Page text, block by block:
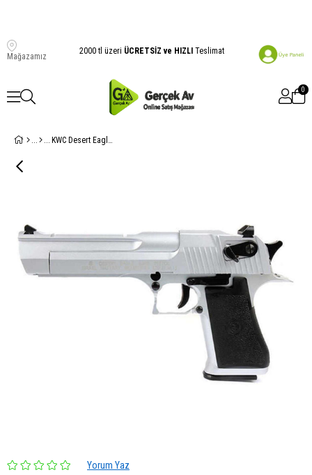
Mağazamız
2000 tl üzeri ÜCRETSİZ ve HIZLI Teslimat
0
KWC Desert Eagle Nikel Airsoft Tabanca KCB51B
Yorum Yaz